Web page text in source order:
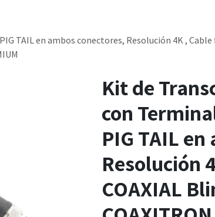
TAIL en ambos conectores, Resolución 4K ,
Kit de
con
PIG TAIL
Resolución
COAXIAL